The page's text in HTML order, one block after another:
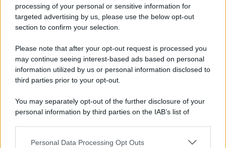
processing of your personal or sensitive information for
targeted advertising by us, please use the below opt-out
section to confirm your selection.
Please note that after your opt-out request is processed you
may continue seeing interest-based ads based on personal
information utilized by us or personal information disclosed to
third parties prior to your opt-out.
You may separately opt-out of the further disclosure of your
personal information by third parties on the IAB’s list of
This information may also be disclosed by us to third parties
Personal Data Processing Opt Outs
Fim, Summer Sign, coll. Ambience
L’idea del designer Riccardo Giovanetti è semplice
e per questo brillante: trasformare l’ombrellone da
elemento passivo di protezione solare a vera
architettura luminosa.Summer Sign di Fim,
reinterpretazione del modelloPlant della
collezione Ambience (967arch
), integra nel